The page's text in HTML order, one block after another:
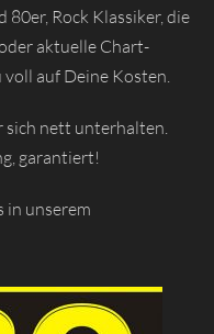
Rock Klassiker, die
aktuelle Chart-
auf Deine Kosten.
sich nett unterhalten.
garantiert!
in unserem